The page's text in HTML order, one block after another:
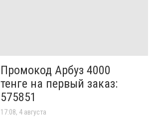
Промокод Арбуз 4000
тенге на первый заказ:
575851
17:08, 4 августа